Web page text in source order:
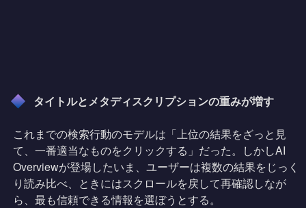
タイトルとメタディスクリプションの重みが増す
これまでの検索行動のモデルは「上位の結果をざっと見
て、一番適当なものをクリックする」だった。しかしAI
Overviewが登場したいま、ユーザーは複数の結果をじっく
り読み比べ、ときにはスクロールを戻して再確認しなが
ら、最も信頼できる情報を選ぼうとする。